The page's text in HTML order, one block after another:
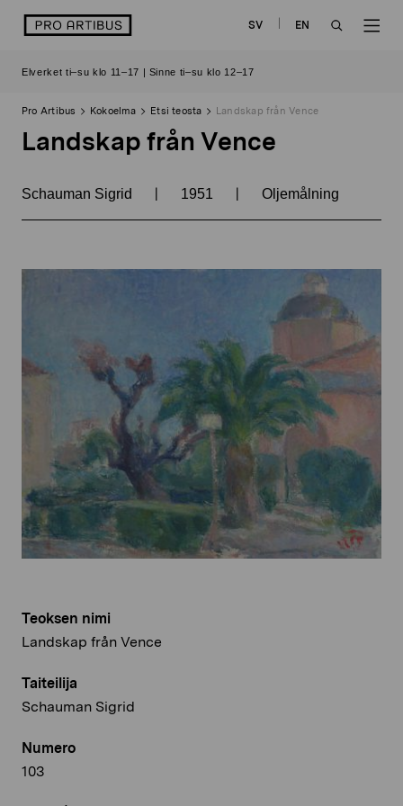
sisältöön
logo SV
EN
Elverket ti–su klo 11–17 | Sinne ti–su klo 12–17
Pro Artibus Kokoelma Etsi teosta Landskap från Vence
Landskap från Vence
Schauman Sigrid | 1951 | Oljemålning
Teoksen nimi
Landskap från Vence
Taiteilija
Schauman Sigrid
Numero
103